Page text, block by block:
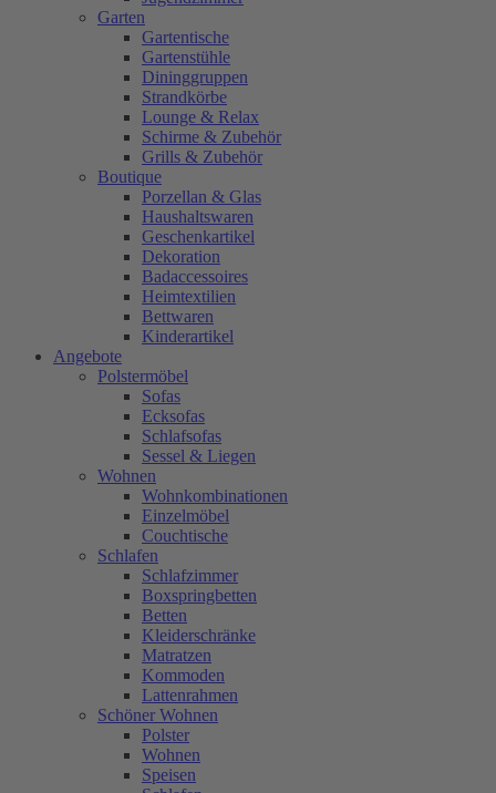
Garten
Gartentische
Gartenstühle
Dininggruppen
Strandkörbe
Lounge & Relax
Schirme & Zubehör
Grills & Zubehör
Boutique
Porzellan & Glas
Haushaltswaren
Geschenkartikel
Dekoration
Badaccessoires
Heimtextilien
Bettwaren
Kinderartikel
Angebote
Polstermöbel
Sofas
Ecksofas
Schlafsofas
Sessel & Liegen
Wohnen
Wohnkombinationen
Einzelmöbel
Couchtische
Schlafen
Schlafzimmer
Boxspringbetten
Betten
Kleiderschränke
Matratzen
Kommoden
Lattenrahmen
Schöner Wohnen
Polster
Wohnen
Speisen